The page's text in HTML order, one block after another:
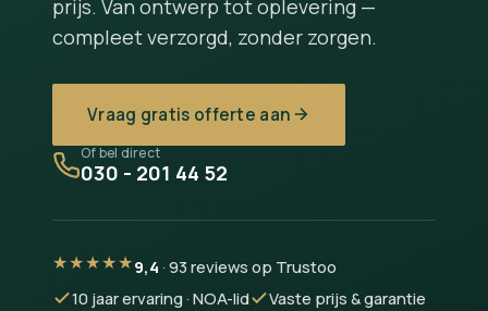
prijs. Van ontwerp tot oplevering —
compleet verzorgd, zonder zorgen.
Vraag gratis offerte aan
Of bel direct
030 - 201 44 52
★★★★★9,4 · 93 reviews op Trustoo
10 jaar ervaring · NOA-lid
Vaste prijs & garantie